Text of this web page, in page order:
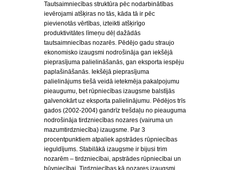
Tautsaimniecības struktūra pēc nodarbinātības
ievērojami atšķiras no tās, kāda tā ir pēc
pievienotās vērtības, izteikti atšķirīgo
produktivitātes līmeņu dēļ dažādās
tautsaimniecības nozarēs. Pēdējo gadu straujo
ekonomisko izaugsmi nodrošināja gan iekšējā
pieprasījuma palielināšanās, gan eksporta iespēju
paplašināšanās. Iekšējā pieprasījuma
palielinājums tiešā veidā ietekmēja pakalpojumu
pieaugumu, bet rūpniecības izaugsme balstījās
galvenokārt uz eksporta palielinājumu. Pēdējos trīs
gados (2002-2004) gandrīz trešdaļu no pieauguma
nodrošināja tirdzniecības nozares (vairuma un
mazumtirdzniecība) izaugsme. Par 3
procentpunktiem atpaliek apstrādes rūpniecības
ieguldījums. Stabilākā izaugsme ir bijusi trim
nozarēm – tirdzniecībai, apstrādes rūpniecībai un
būvniecībai. Tirdzniecības kā nozares izaugsmi